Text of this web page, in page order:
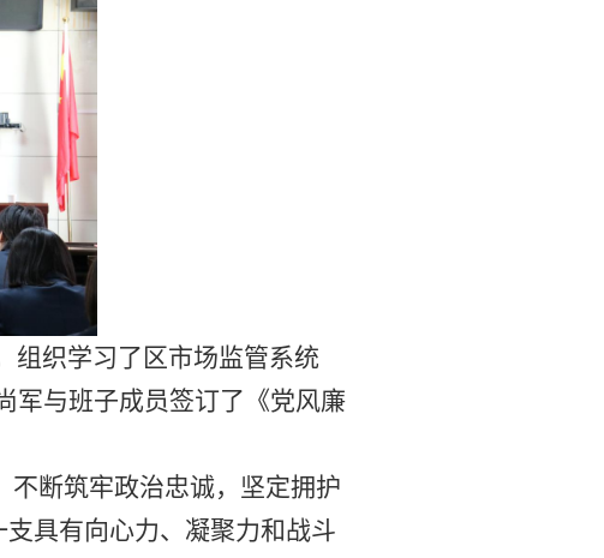
组织学习了 区市场监管系统
军与班子成员签订了 《党风廉
不断筑牢政治忠诚， 坚定拥护
具有向心力、凝聚力和战斗